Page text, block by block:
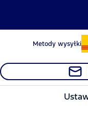
Metody wysyłki